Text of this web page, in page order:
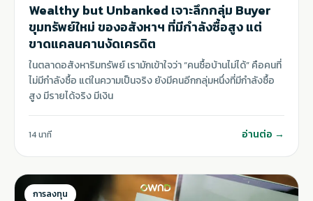
Wealthy but Unbanked เจาะลึกกลุ่ม Buyer
ขุมทรัพย์ใหม่ ของอสังหาฯ ที่มีกำลังซื้อสูง แต่
ขาดแคลนคานงัดเครดิต
ในตลาดอสังหาริมทรัพย์ เรามักเข้าใจว่า “คนซื้อบ้านไม่ได้” คือคนที่
ไม่มีกำลังซื้อ แต่ในความเป็นจริง ยังมีคนอีกกลุ่มหนึ่งที่มีกำลังซื้อ
สูง มีรายได้จริง มีเงิน
14 นาที อ่านต่อ →
การลงทุน